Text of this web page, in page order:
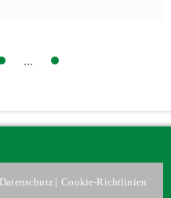
...
Datenschutz|Cookie-Richtlinien